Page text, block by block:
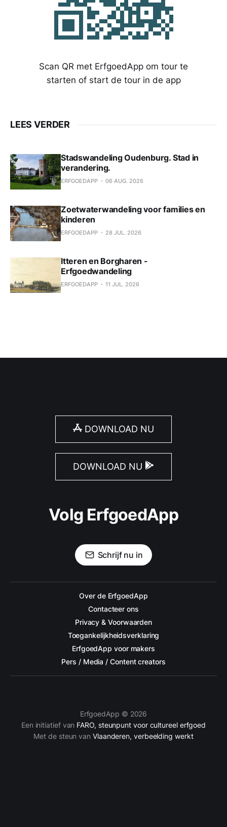
Scan QR met ErfgoedApp om tour te
starten of start de tour in de app
LEES VERDER
Stadswandeling Oudenburg. Stad in
verandering.
ERFGOEDAPP 06 AUG. 2026
Zoetwaterwandeling voor families en
kinderen
ERFGOEDAPP 28 JUL. 2026
Itteren en Borgharen -
Erfgoedwandeling
ERFGOEDAPP 11 JUL. 2026
DOWNLOAD NU
DOWNLOAD NU
Volg ErfgoedApp
Schrijf nu in
Over de ErfgoedApp
Contacteer ons
Privacy & Voorwaarden
Toegankelijkheidsverklaring
ErfgoedApp voor makers
Pers / Media / Content creators
ErfgoedApp © 2026
Een initiatief van FARO, steunpunt voor cultureel erfgoed
Met de steun van Vlaanderen, verbeelding werkt